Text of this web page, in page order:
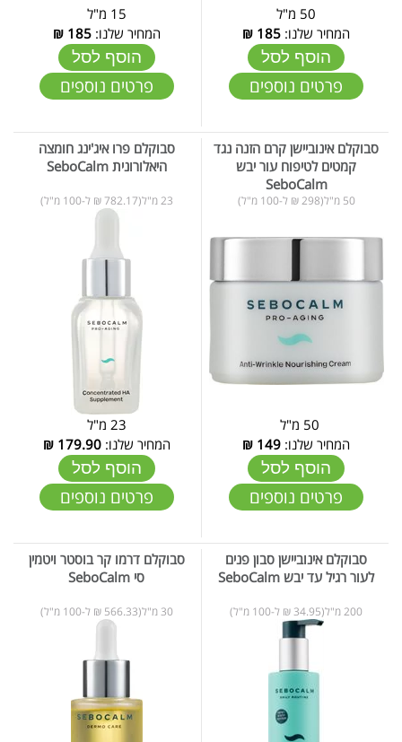
50 מ"ל
המחיר שלנו: 185
₪
הוסף לסל
פרטים נוספים
15 מ"ל
המחיר שלנו:185
₪
הוסף לסל
פרטים נוספים
סבוקלם אינוביישן קרם הזנה נגד
קמטים לטיפוח עור יבש
SeboCalm
50 מ"ל(298 ₪ ל-100 מ"ל)
50 מ"ל
המחיר שלנו: 149
₪
הוסף לסל
פרטים נוספים
סבוקלם פרו איג'ינג חומצה
היאלורונית SeboCalm
23 מ"ל(782.17 ₪ ל-100 מ"ל)
23 מ"ל
המחיר שלנו:179.90
₪
הוסף לסל
פרטים נוספים
סבוקלם אינוביישן סבון פנים
לעור רגיל עד יבש SeboCalm
200 מ"ל(34.95 ₪ ל-100 מ"ל)
סבוקלם דרמו קר בוסטר ויטמין
סי SeboCalm
30 מ"ל(566.33 ₪ ל-100 מ"ל)